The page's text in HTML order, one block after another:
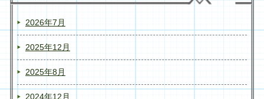
2026年7月
2025年12月
2025年8月
2024年12月